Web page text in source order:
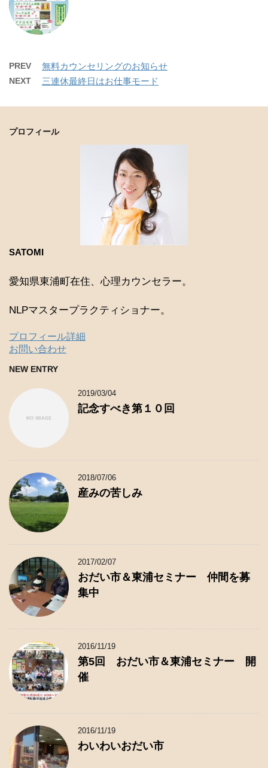
PREV 無料カウンセリングのお知らせ
NEXT 三連休最終日はお仕事モード
プロフィール
SATOMI
愛知県東浦町在住、心理カウンセラー。
NLPマスタープラクティショナー。
プロフィール詳細
お問い合わせ
NEW ENTRY
2019/03/04
記念すべき第１０回
2018/07/06
産みの苦しみ
2017/02/07
おだい市＆東浦セミナー 仲間を募
集中
2016/11/19
第5回 おだい市＆東浦セミナー 開
催
2016/11/19
わいわいおだい市